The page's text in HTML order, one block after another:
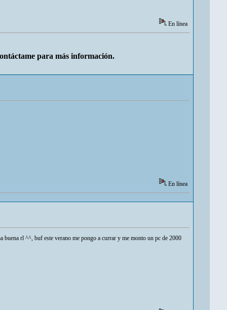
En línea
para más información.
En línea
buena rl ^^, buf este verano me pongo a currar y me monto un pc de 2000